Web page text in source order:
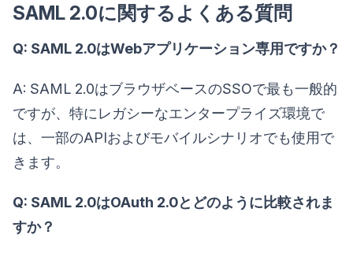
SAML 2.0に関するよくある質問
Q: SAML 2.0はWebアプリケーション専用ですか？
A: SAML 2.0はブラウザベースのSSOで最も一般的
ですが、特にレガシーなエンタープライズ環境で
は、一部のAPIおよびモバイルシナリオでも使用で
きます。
Q: SAML 2.0はOAuth 2.0とどのように比較されま
すか？